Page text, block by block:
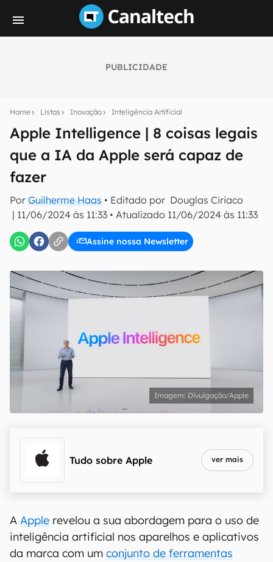
PUBLICIDADE
Home Listas Inovação Inteligência Artificial
Apple Intelligence | 8 coisas legais
que a IA da Apple será capaz de
fazer
Por Guilherme Haas • Editado por Douglas Ciriaco
| 11/06/2024 às 11:33 • Atualizado 11/06/2024 às 11:33
Assine nossa Newsletter
notícias e reviews sobre tecnologia em primeira
mão.
E-mail
inscreva-se
Confirmo que li, aceito e concordo com os Termos de
Uso e Política de Privacidade do Canaltech.
Divulgação/Apple
Tudo sobre Apple ver mais
A Apple revelou a sua abordagem para o uso de
inteligência artificial nos aparelhos e aplicativos
da marca com um conjunto de ferramentas